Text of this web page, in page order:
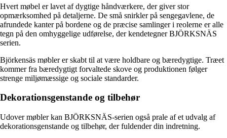
Hvert møbel er lavet af dygtige håndværkere, der giver stor
opmærksomhed på detaljerne. De små snirkler på sengegavlene, de
afrundede kanter på bordene og de præcise samlinger i reolerne er alle
tegn på den omhyggelige udførelse, der kendetegner BJÖRKSNÄS
serien.
Björkensäs møbler er skabt til at være holdbare og bæredygtige. Træet
kommer fra bæredygtigt forvaltede skove og produktionen følger
strenge miljømæssige og sociale standarder.
Dekorationsgenstande og tilbehør
Udover møbler kan BJÖRKSNÄS-serien også prale af et udvalg af
dekorationsgenstande og tilbehør, der fuldender din indretning.